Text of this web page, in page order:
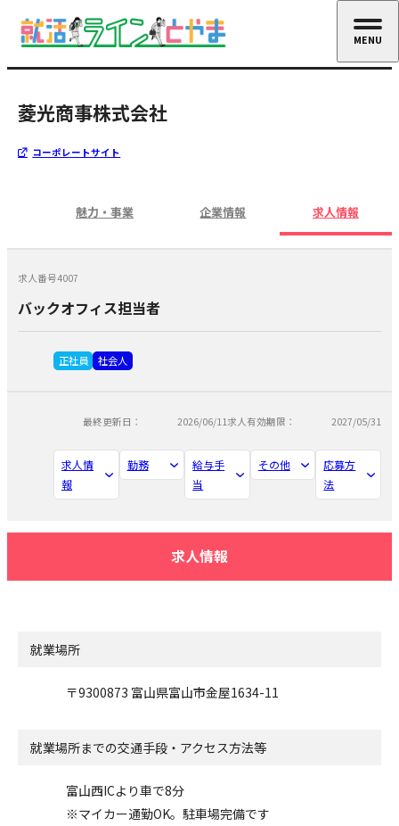
菱光商事株式会社
コーポレートサイト
魅力・事業 企業情報 求人情報
求人番号4007
バックオフィス担当者
正社員 社会人
最終更新日： 2026/06/11 求人有効期限： 2027/05/31
求人情
報
勤務
給与手
当
その他
応募方
法
求人情報
就業場所
〒9300873 富山県富山市金屋1634-11
就業場所までの交通手段・アクセス方法等
富山西ICより車で8分
※マイカー通勤OK。駐車場完備です
MENU